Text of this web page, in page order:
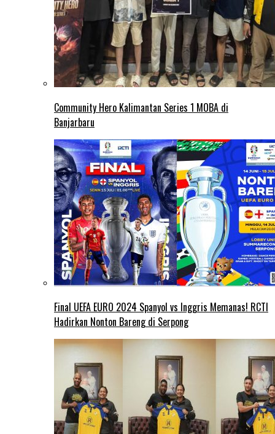
Community Hero Kalimantan Series 1 MOBA di
Banjarbaru
Final UEFA EURO 2024 Spanyol vs Inggris Memanas! RCTI
Hadirkan Nonton Bareng di Serpong